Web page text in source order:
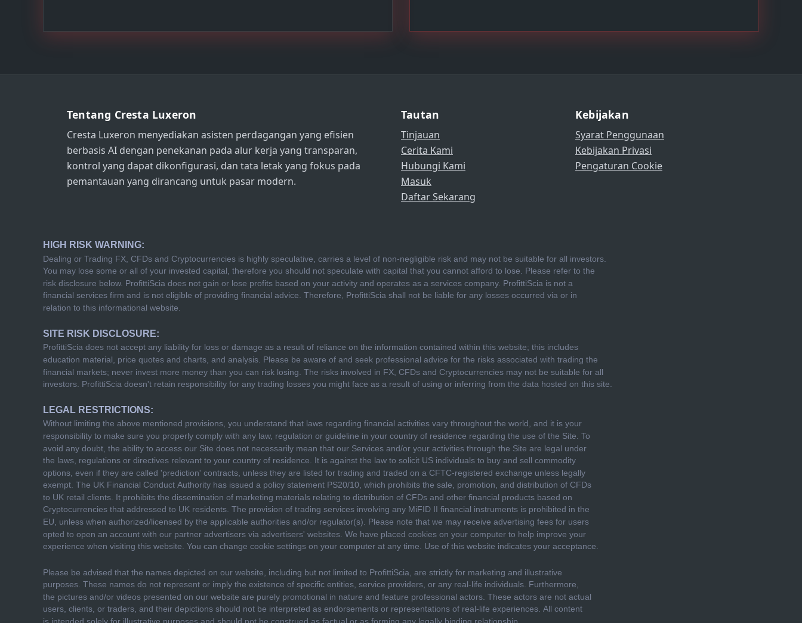
Tentang Cresta Luxeron
Cresta Luxeron menyediakan asisten perdagangan yang efisien
berbasis AI dengan penekanan pada alur kerja yang transparan,
kontrol yang dapat dikonfigurasi, dan tata letak yang fokus pada
pemantauan yang dirancang untuk pasar modern.
Tautan
Tinjauan
Cerita Kami
Hubungi Kami
Masuk
Daftar Sekarang
Kebijakan
Syarat Penggunaan
Kebijakan Privasi
Pengaturan Cookie